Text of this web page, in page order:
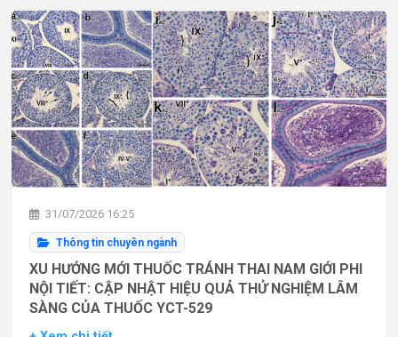
31/07/2026 16:25
Thông tin chuyên ngành
XU HƯỚNG MỚI THUỐC TRÁNH THAI NAM GIỚI PHI
NỘI TIẾT: CẬP NHẬT HIỆU QUẢ THỬ NGHIỆM LÂM
SÀNG CỦA THUỐC YCT-529